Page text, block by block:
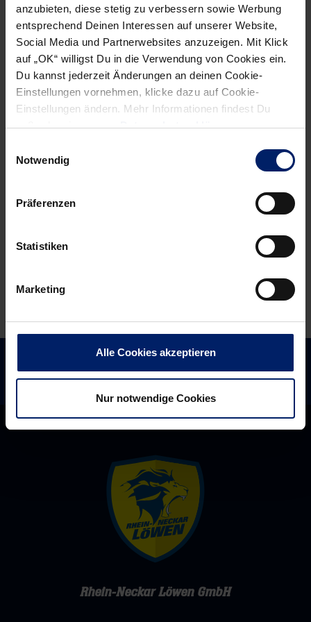
anzubieten, diese stetig zu verbessern sowie Werbung
entsprechend Deinen Interessen auf unserer Website,
Social Media und Partnerwebsites anzuzeigen. Mit Klick
auf „OK“ willigst Du in die Verwendung von Cookies ein.
Du kannst jederzeit Änderungen an deinen Cookie-
Einstellungen vornehmen, klicke dazu auf Cookie-
Einstellungen ändern. Mehr Informationen findest Du
außerdem in unsererDatenschutzerklärung.
Notwendig
Präferenzen
Statistiken
Marketing
Alle Cookies akzeptieren
Nur notwendige Cookies
informiert werden willst, kannst du den Rhein-Neckar Löwen
Newsletterhier abonnieren.
Post
navigation
previous
News:
Löwen
Alle News anzeigen
newst
News:
Löwen
zusammenrücken
Rhein-Neckar Löwen GmbH